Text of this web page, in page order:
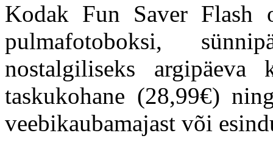
Kodak Fun Saver Flash
pulmafotoboksi,
nostalgiliseks
taskukohane (28,99€)
veebikaubamajast või